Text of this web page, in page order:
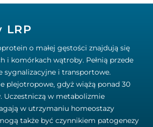
LRP
o małej gęstości znajdują się
i komórkach wątroby. Pełnią przede
sygnalizacyjne i transportowe.
plejotropowe, gdyż wiążą ponad 30
Uczestniczą w metabolizmie
w utrzymaniu homeostazy
także być czynnikiem patogenezy